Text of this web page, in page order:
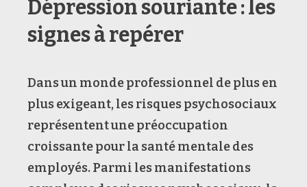
Dépression souriante : les
signes à repérer
Dans un monde professionnel de plus en
plus exigeant, les risques psychosociaux
représentent une préoccupation
croissante pour la santé mentale des
employés. Parmi les manifestations